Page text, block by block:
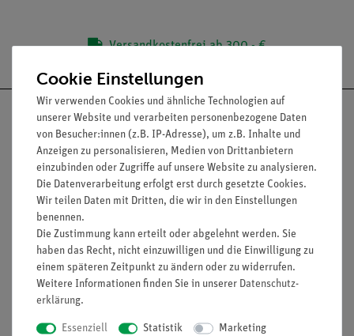
Versandkostenfrei ab 300,- €
Nach oben
Informationen
Unternehmen
Service
Übersicht Service
Cookie Einstellungen
Wir verwenden Cookies und ähnliche Technologien auf
unserer Website und verarbeiten personenbezogene Daten
von Besucher:innen (z.B. IP-Adresse), um z.B. Inhalte und
Anzeigen zu personalisieren, Medien von Drittanbietern
einzubinden oder Zugriffe auf unsere Website zu analysieren.
Die Datenverarbeitung erfolgt erst durch gesetzte Cookies.
Wir teilen Daten mit Dritten, die wir in den Einstellungen
benennen.
Die Zustimmung kann erteilt oder abgelehnt werden. Sie
haben das Recht, nicht einzuwilligen und die Einwilligung zu
einem späteren Zeitpunkt zu ändern oder zu widerrufen.
Weitere Informationen finden Sie in unserer Daten­schutz­
erklärung.
Essenziell Statistik Marketing